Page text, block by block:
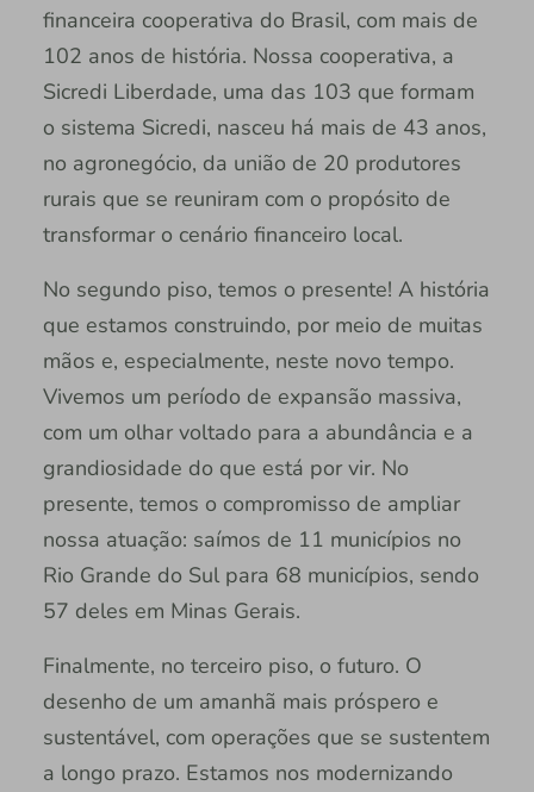
financeira cooperativa do Brasil, com mais de
102 anos de história. Nossa cooperativa, a
Sicredi Liberdade, uma das 103 que formam
o sistema Sicredi, nasceu há mais de 43 anos,
no agronegócio, da união de 20 produtores
rurais que se reuniram com o propósito de
transformar o cenário financeiro local.
No segundo piso, temos o presente! A história
que estamos construindo, por meio de muitas
mãos e, especialmente, neste novo tempo.
Vivemos um período de expansão massiva,
com um olhar voltado para a abundância e a
grandiosidade do que está por vir. No
presente, temos o compromisso de ampliar
nossa atuação: saímos de 11 municípios no
Rio Grande do Sul para 68 municípios, sendo
57 deles em Minas Gerais.
Finalmente, no terceiro piso, o futuro. O
desenho de um amanhã mais próspero e
sustentável, com operações que se sustentem
a longo prazo. Estamos nos modernizando